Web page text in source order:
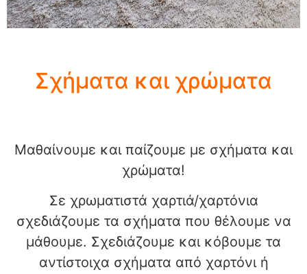
Σχήματα και χρώματα
Μαθαίνουμε και παίζουμε με σχήματα και
χρώματα!
Σε χρωματιστά χαρτιά/χαρτόνια
σχεδιάζουμε τα σχήματα που θέλουμε να
μάθουμε. Σχεδιάζουμε και κόβουμε τα
αντίστοιχα σχήματα από χαρτόνι ή